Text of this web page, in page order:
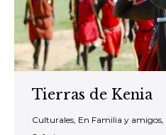
Tierras de Kenia
Culturales En Familia y amigos